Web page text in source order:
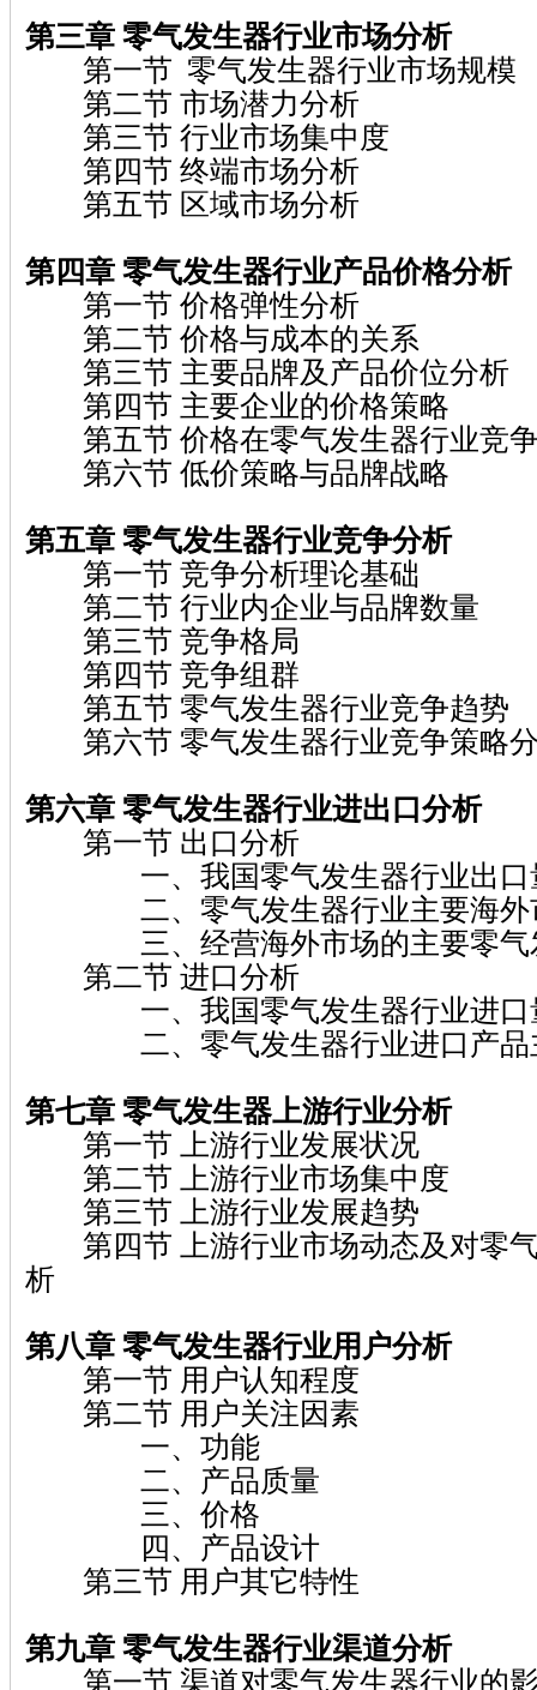
第三章 零气发生器行业市场分析
第一节 零气发生器行业市场规模
第二节 市场潜力分析
第三节 行业市场集中度
第四节 终端市场分析
第五节 区域市场分析
第四章 零气发生器行业产品价格分析
第一节 价格弹性分析
第二节 价格与成本的关系
第三节 主要品牌及产品价位分析
第四节 主要企业的价格策略
第五节 价格在零气发生器行业竞
第六节 低价策略与品牌战略
第五章 零气发生器行业竞争分析
第一节 竞争分析理论基础
第二节 行业内企业与品牌数量
第三节 竞争格局
第四节 竞争组群
第五节 零气发生器行业竞争趋势
第六节 零气发生器行业竞争策略
第六章 零气发生器行业进出口分析
第一节 出口分析
一、我国零气发生器行业出口
二、零气发生器行业主要海外
三、经营海外市场的主要零气
第二节 进口分析
一、我国零气发生器行业进口
二、零气发生器行业进口产品
第七章 零气发生器上游行业分析
第一节 上游行业发展状况
第二节 上游行业市场集中度
第三节 上游行业发展趋势
第四节 上游行业市场动态及对零
析
第八章 零气发生器行业用户分析
第一节 用户认知程度
第二节 用户关注因素
一、功能
二、产品质量
三、价格
四、产品设计
第三节 用户其它特性
第九章 零气发生器行业渠道分析
第一节 渠道对零气发生器行业的